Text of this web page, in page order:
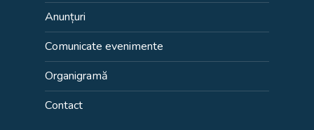
Anunțuri
Comunicate evenimente
Organigramă
Contact